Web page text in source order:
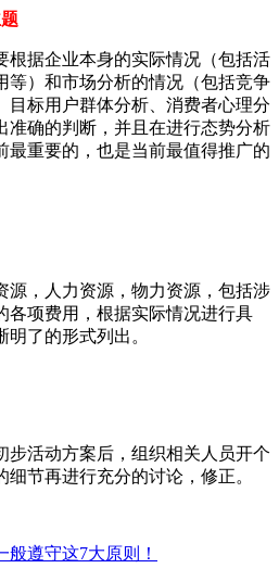
根据企业本身的实际情况（包括活
等）和市场分析的情况（包括竞争
目标用户群体分析、消费者心理分
准确的判断，并且在进行态势分析
最重要的，也是当前最值得推广的
源，人力资源，物力资源，包括涉
各项费用，根据实际情况进行具
了的形式列出。
步活动方案后，组织相关人员开个
节再进行充分的讨论，修正。
般遵守这7大原则！